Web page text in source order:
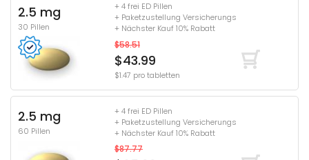
2.5 mg
30 Pillen
+ 4 frei ED Pillen
+ Paketzustellung Versicherungs
+ Nächster Kauf 10% Rabatt
$58.51
$43.99
$1.47 pro tabletten
2.5 mg
60 Pillen
+ 4 frei ED Pillen
+ Paketzustellung Versicherungs
+ Nächster Kauf 10% Rabatt
$87.77